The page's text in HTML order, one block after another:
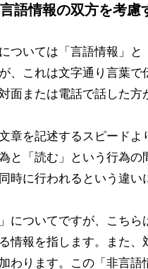
語情報の双方を考慮
ついては「言語情報」
、これは文字通り言葉
面または電話で話した方
章を記述するスピード
と「読む」という行為
時に行われるという違い
についてですが、こち
情報を指します。また
わります。この「非言